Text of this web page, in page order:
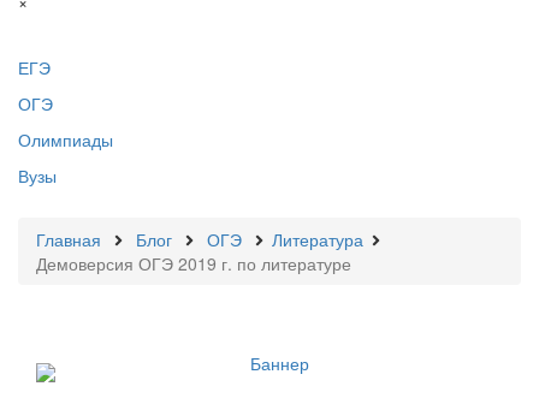
ЕГЭ
ОГЭ
Олимпиады
Вузы
Главная Блог ОГЭ
Литература
Демоверсия ОГЭ 2019 г. по литературе